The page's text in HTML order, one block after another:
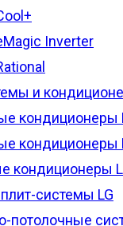
Inverter
и
кондиционеры
кондиционеры
кондиционеры
системы LG
потолочные